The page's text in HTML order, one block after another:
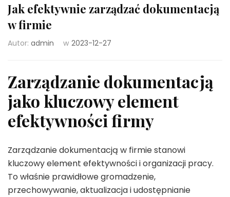
Jak efektywnie zarządzać dokumentacją
w firmie
Autor: admin w 2023-12-27
Zarządzanie dokumentacją
jako kluczowy element
efektywności firmy
Zarządzanie dokumentacją w firmie stanowi
kluczowy element efektywności i organizacji pracy.
To właśnie prawidłowe gromadzenie,
przechowywanie, aktualizacja i udostępnianie